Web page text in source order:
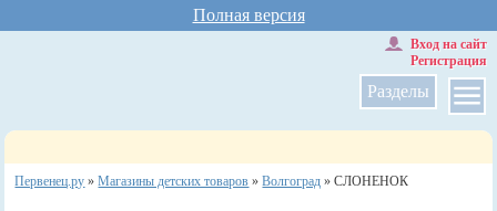
Полная версия
Разделы
Вход на сайт
Регистрация
Первенец.ру »Магазины детских товаров »Волгоград »СЛОНЕНОК